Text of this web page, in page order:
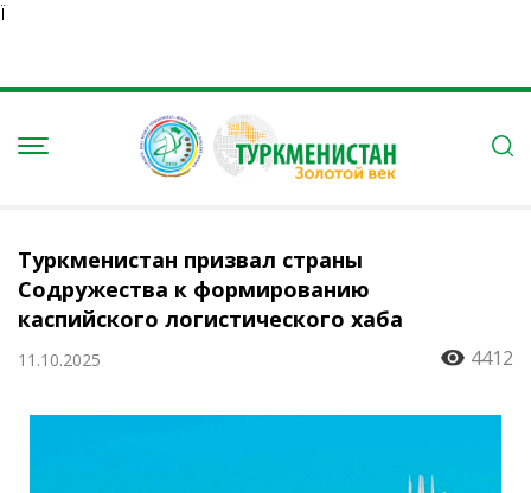
Ï
Туркменистан призвал страны
Содружества к формированию
каспийского логистического хаба
11.10.2025 4412